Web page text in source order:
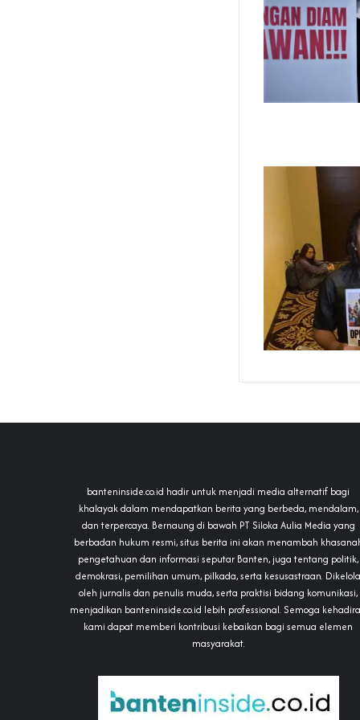
banteninside.co.id hadir untuk menjadi media alternatif bagi
khalayak dalam mendapatkan berita yang berbeda, mendalam,
dan terpercaya. Bernaung di bawah PT Siloka Aulia Media yang
berbadan hukum resmi, situs berita ini akan menambah
pengetahuan dan informasi seputar Banten, juga tentang politik,
demokrasi, pemilihan umum, pilkada, serta kesusastraan.
oleh jurnalis dan penulis muda, serta praktisi bidang komunikasi,
menjadikan banteninside.co.id lebih professional. Semoga
kami dapat memberi kontribusi kebaikan bagi semua elemen
masyarakat.